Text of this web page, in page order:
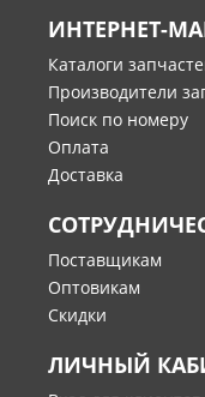
ИНТЕРНЕТ-
Каталоги
Производители
Поиск по номеру
Оплата
Доставка
Поставщикам
Оптовикам
Скидки
ЛИЧНЫЙ